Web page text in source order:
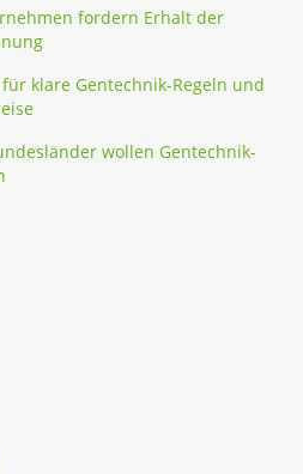
fordern Erhalt der
klare Gentechnik-Regeln und
wollen Gentechnik-